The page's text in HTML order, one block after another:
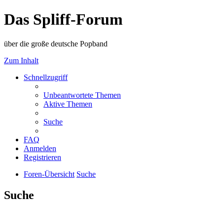
Das Spliff-Forum
über die große deutsche Popband
Zum Inhalt
Schnellzugriff
Unbeantwortete Themen
Aktive Themen
Suche
FAQ
Anmelden
Registrieren
Foren-Übersicht Suche
Suche